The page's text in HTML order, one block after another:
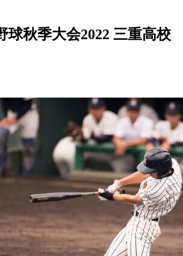
球秋季大会2022 三重高校